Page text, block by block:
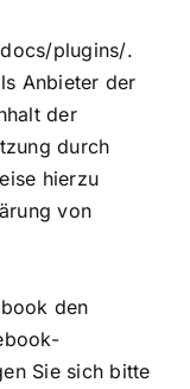
plugins/.
Anbieter der
der
durch
hierzu
von
den
Sie sich bitte